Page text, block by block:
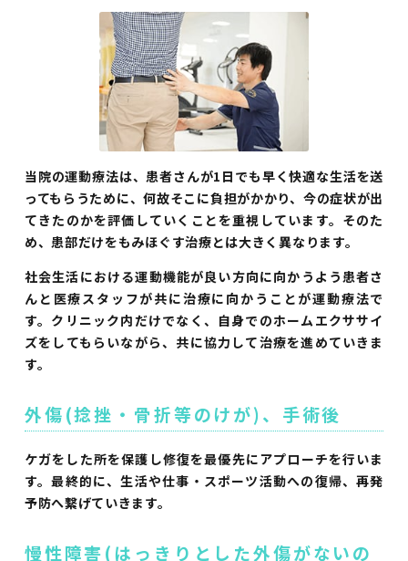
当院の運動療法は、患者さんが1日でも早く快適な生活を送
ってもらうために、何故そこに負担がかかり、今の症状が出
てきたのかを評価していくことを重視しています。そのた
め、患部だけをもみほぐす治療とは大きく異なります。
社会生活における運動機能が良い方向に向かうよう患者さ
んと医療スタッフが共に治療に向かうことが運動療法で
す。クリニック内だけでなく、自身でのホームエクササイ
ズをしてもらいながら、共に協力して治療を進めていきま
す。
外傷(捻挫・骨折等のけが)、手術後
ケガをした所を保護し修復を最優先にアプローチを行いま
す。最終的に、生活や仕事・スポーツ活動への復帰、再発
予防へ繋げていきます。
慢性障害(はっきりとした外傷がないの